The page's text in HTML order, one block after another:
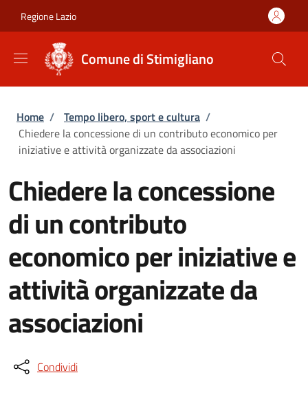
Regione Lazio
Comune di Stimigliano
Briciole di pane
Home / Tempo libero, sport e cultura /
Chiedere la concessione di un contributo economico per
iniziative e attività organizzate da associazioni
Chiedere la concessione
di un contributo
economico per iniziative e
attività organizzate da
associazioni
Condividi